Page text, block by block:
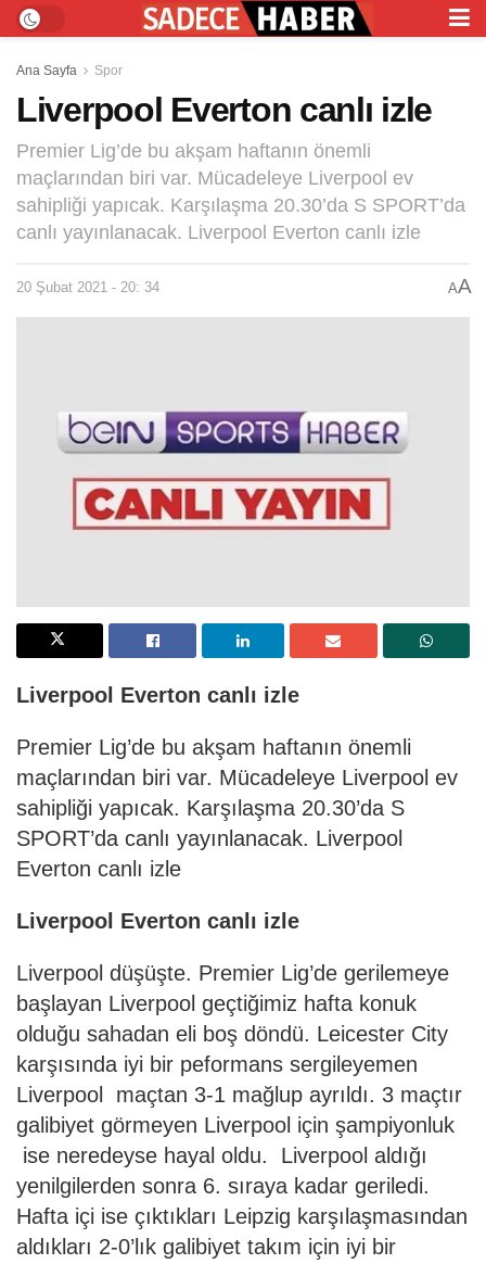
Ana Sayfa Spor
Liverpool Everton canlı izle
Premier Lig’de bu akşam haftanın önemli
maçlarından biri var. Mücadeleye Liverpool ev
sahipliği yapıcak. Karşılaşma 20.30’da S SPORT’da
canlı yayınlanacak. Liverpool Everton canlı izle
20 Şubat 2021 - 20: 34 AA
Liverpool Everton canlı izle
Premier Lig’de bu akşam haftanın önemli
maçlarından biri var. Mücadeleye Liverpool ev
sahipliği yapıcak. Karşılaşma 20.30’da S
SPORT’da canlı yayınlanacak. Liverpool
Everton canlı izle
Liverpool Everton canlı izle
Liverpool düşüşte. Premier Lig’de gerilemeye
başlayan Liverpool geçtiğimiz hafta konuk
olduğu sahadan eli boş döndü. Leicester City
karşısında iyi bir peformans sergileyemen
Liverpool maçtan 3-1 mağlup ayrıldı. 3 maçtır
galibiyet görmeyen Liverpool için şampiyonluk
ise neredeyse hayal oldu. Liverpool aldığı
yenilgilerden sonra 6. sıraya kadar geriledi.
Hafta içi ise çıktıkları Leipzig karşılaşmasından
aldıkları 2-0’lık galibiyet takım için iyi bir